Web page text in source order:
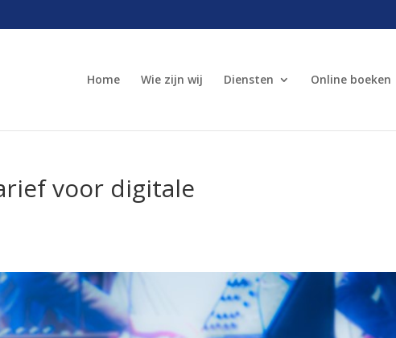
Home Wie zijn wij Diensten Online boeken
voor digitale